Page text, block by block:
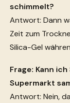
schimmelt?
Antwort: Dann
Zeit zum
Silica-Gel
Frage: Kann
Supermarkt
Antwort: Nein,